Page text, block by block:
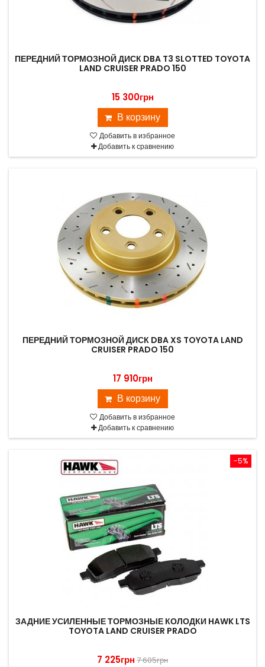
ПЕРЕДНИЙ ТОРМОЗНОЙ ДИСК DBA T3 SLOTTED TOYOTA
LAND CRUISER PRADO 150
15 300грн
В корзину
Добавить в избранное
Добавить к сравнению
ПЕРЕДНИЙ ТОРМОЗНОЙ ДИСК DBA XS TOYOTA LAND
CRUISER PRADO 150
17 910грн
В корзину
Добавить в избранное
Добавить к сравнению
ЗАДНИЕ УСИЛЕННЫЕ ТОРМОЗНЫЕ КОЛОДКИ HAWK LTS
TOYOTA LAND CRUISER PRADO
7 225грн 7 605грн
-5%